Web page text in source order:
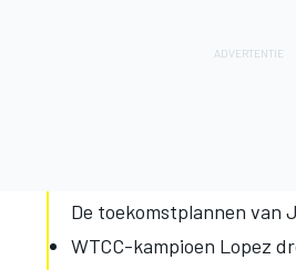
De toekomstplannen van
WTCC-kampioen Lopez